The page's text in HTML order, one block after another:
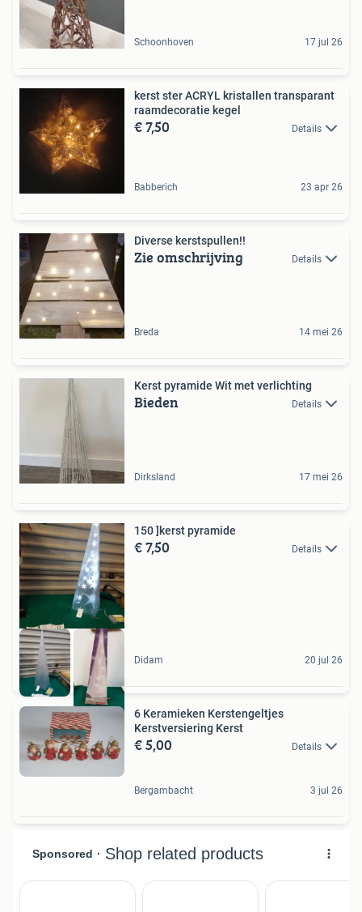
Schoonhoven 17 jul 26
kerst ster ACRYL kristallen transparant
raamdecoratie kegel
€ 7,50 Details
Babberich 23 apr 26
Diverse kerstspullen!!
Zie omschrijving Details
Breda 14 mei 26
Kerst pyramide Wit met verlichting
Bieden Details
Dirksland 17 mei 26
150 ]kerst pyramide
€ 7,50 Details
Didam 20 jul 26
6 Keramieken Kerstengeltjes
Kerstversiering Kerst
€ 5,00 Details
Bergambacht 3 jul 26